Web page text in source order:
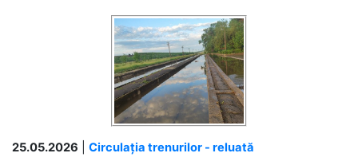
25.05.2026
Circulația trenurilor - reluată